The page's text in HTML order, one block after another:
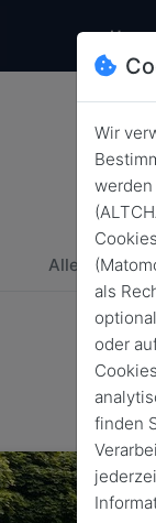
Home
Alle
Wir
als
oder
finden